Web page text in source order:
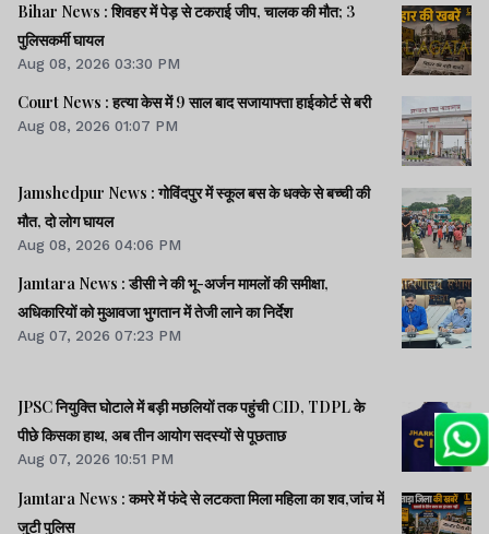
Bihar News : शिवहर में पेड़ से टकराई जीप, चालक की मौत; 3
पुलिसकर्मी घायल
Aug 08, 2026 03:30 PM
Court News : हत्या केस में 9 साल बाद सजायाफ्ता हाईकोर्ट से बरी
Aug 08, 2026 01:07 PM
Jamshedpur News : गोविंदपुर में स्कूल बस के धक्के से बच्ची की
मौत, दो लोग घायल
Aug 08, 2026 04:06 PM
Jamtara News : डीसी ने की भू-अर्जन मामलों की समीक्षा,
अधिकारियों को मुआवजा भुगतान में तेजी लाने का निर्देश
Aug 07, 2026 07:23 PM
JPSC नियुक्ति घोटाले में बड़ी मछलियों तक पहुंची CID, TDPL के
पीछे किसका हाथ, अब तीन आयोग सदस्यों से पूछताछ
Aug 07, 2026 10:51 PM
Jamtara News : कमरे में फंदे से लटकता मिला महिला का शव,जांच में
जुटी पुलिस